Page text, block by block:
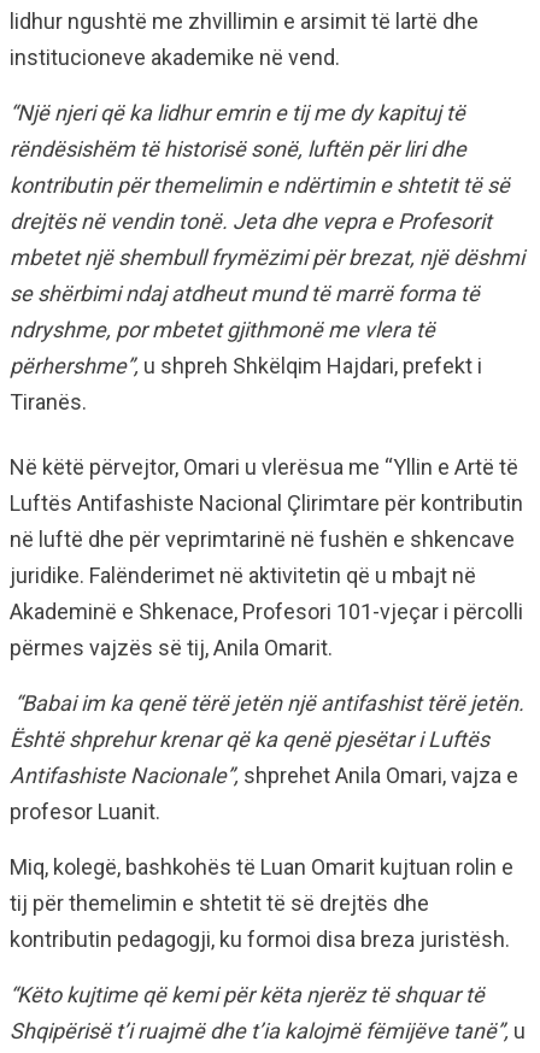
lidhur ngushtë me zhvillimin e arsimit të lartë dhe
institucioneve akademike në vend.
“Një njeri që ka lidhur emrin e tij me dy kapituj të
rëndësishëm të historisë sonë, luftën për liri dhe
kontributin për themelimin e ndërtimin e shtetit të së
drejtës në vendin tonë. Jeta dhe vepra e Profesorit
mbetet një shembull frymëzimi për brezat, një dëshmi
se shërbimi ndaj atdheut mund të marrë forma të
ndryshme, por mbetet gjithmonë me vlera të
përhershme”, u shpreh Shkëlqim Hajdari, prefekt i
Tiranës.
Në këtë përvejtor, Omari u vlerësua me “Yllin e Artë të
Luftës Antifashiste Nacional Çlirimtare për kontributin
në luftë dhe për veprimtarinë në fushën e shkencave
juridike. Falënderimet në aktivitetin që u mbajt në
Akademinë e Shkenace, Profesori 101-vjeçar i përcolli
përmes vajzës së tij, Anila Omarit.
“Babai im ka qenë tërë jetën një antifashist tërë jetën.
Është shprehur krenar që ka qenë pjesëtar i Luftës
Antifashiste Nacionale”, shprehet Anila Omari, vajza e
profesor Luanit.
Miq, kolegë, bashkohës të Luan Omarit kujtuan rolin e
tij për themelimin e shtetit të së drejtës dhe
kontributin pedagogji, ku formoi disa breza juristësh.
“Këto kujtime që kemi për këta njerëz të shquar të
Shqipërisë t’i ruajmë dhe t’ia kalojmë fëmijëve tanë”, u